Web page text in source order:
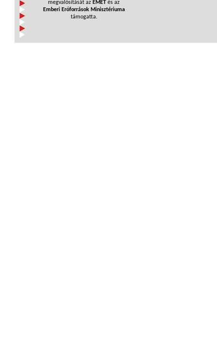
megvalósítását az EMET és az
Emberi Erőforrások Minisztériuma
támogatta.